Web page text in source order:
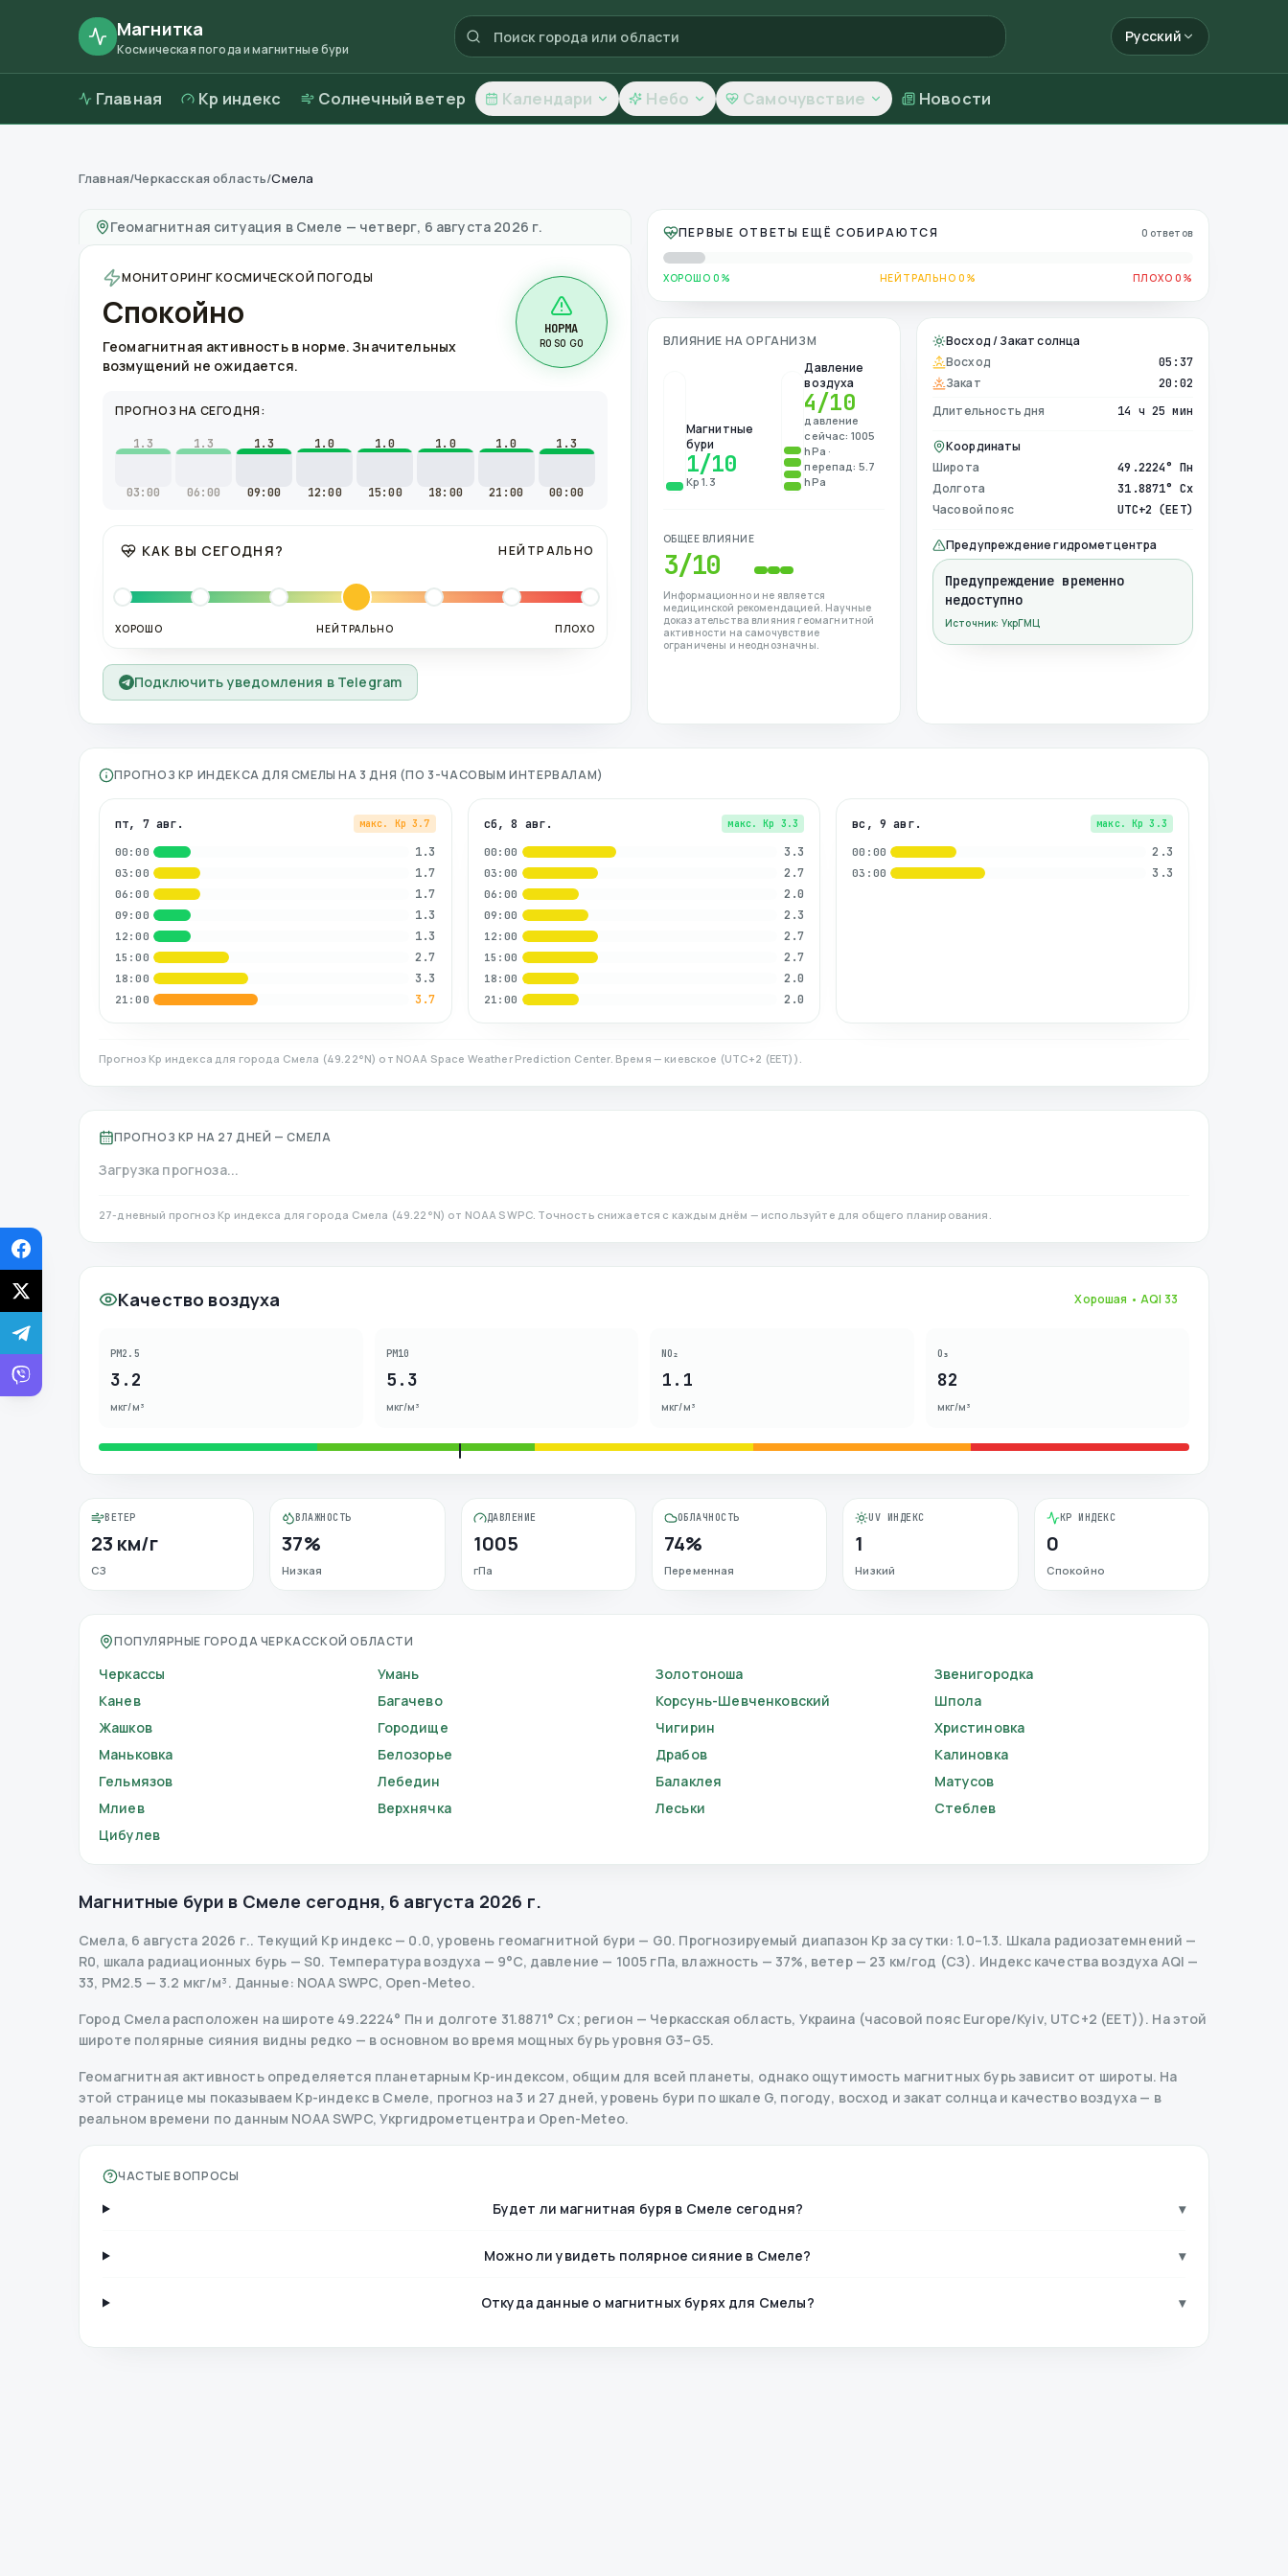
Магнитка
Космическая погода и магнитные бури
Русский
Главная Kp индекс Солнечный ветер Календари Небо Самочувствие Новости
Магнитные бури вСмеле—погода и качество воздуха
Главная/Черкасская область/Смела
Геомагнитная ситуация в Смеле — четверг, 6 августа 2026 г.
МОНИТОРИНГ КОСМИЧЕСКОЙ ПОГОДЫ
Спокойно
Геомагнитная активность в норме. Значительных
возмущений не ожидается.
НОРМА
R0 S0 G0
ПРОГНОЗ НА СЕГОДНЯ:
1.3
03:00
1.3
06:00
1.3
09:00
1.0
12:00
1.0
15:00
1.0
18:00
1.0
21:00
1.3
00:00
КАК ВЫ СЕГОДНЯ? НЕЙТРАЛЬНО
ХОРОШО НЕЙТРАЛЬНО ПЛОХО
Подключить уведомления в Telegram
ПЕРВЫЕ ОТВЕТЫ ЕЩЁ СОБИРАЮТСЯ 0 ответов
ХОРОШО 0% НЕЙТРАЛЬНО 0% ПЛОХО 0%
ВЛИЯНИЕ НА ОРГАНИЗМ
Магнитные
бури
1/10
Kp 1.3
Давление
воздуха
4/10
давление
сейчас: 1005
hPa ·
перепад: 5.7
hPa
ОБЩЕЕ ВЛИЯНИЕ
3/10
Информационно и не является
медицинской рекомендацией. Научные
доказательства влияния геомагнитной
активности на самочувствие
ограничены и неоднозначны.
Восход / Закат солнца
Восход
05:37
Закат 20:02
Длительность дня 14 ч 25 мин
Координаты
Широта
49.2224° Пн
Долгота 31.8871° Сх
Часовой пояс UTC+2 (EET)
Предупреждение гидрометцентра
Предупреждение временно
недоступно
Источник: УкрГМЦ
ПРОГНОЗ KP ИНДЕКСА ДЛЯ СМЕЛЫ НА 3 ДНЯ (ПО 3-ЧАСОВЫМ ИНТЕРВАЛАМ)
пт, 7 авг. макс. Kp 3.7
00:00 1.3
03:00 1.7
06:00 1.7
09:00 1.3
12:00 1.3
15:00 2.7
18:00 3.3
21:00 3.7
сб, 8 авг. макс. Kp 3.3
00:00 3.3
03:00 2.7
06:00 2.0
09:00 2.3
12:00 2.7
15:00 2.7
18:00 2.0
21:00 2.0
вс, 9 авг. макс. Kp 3.3
00:00 2.3
03:00 3.3
Прогноз Kp индекса для города Смела (49.22°N) от NOAA Space Weather Prediction Center. Время — киевское (UTC+2 (EET) ).
ПРОГНОЗ KP НА 27 ДНЕЙ — СМЕЛА
Загрузка прогноза...
27-дневный прогноз Kp индекса для города Смела (49.22 °N) от NOAA SWPC. Точность снижается с каждым днём — используйте для общего планирования.
Качество воздуха Хорошая • AQI 33
PM2.5
3.2
мкг/м³
PM10
5.3
мкг/м³
NO₂
1.1
мкг/м³
O₃
82
мкг/м³
ВЕТЕР
23 км/г
СЗ
ВЛАЖНОСТЬ
37%
Низкая
ДАВЛЕНИЕ
1005
гПа
ОБЛАЧНОСТЬ
74%
Переменная
UV ИНДЕКС
1
Низкий
KP ИНДЕКС
0
Спокойно
ПОПУЛЯРНЫЕ ГОРОДА ЧЕРКАССКОЙ ОБЛАСТИ
Черкассы Умань Золотоноша
Звенигородка
Канев
Багачево Корсунь-Шевченковский
Шпола
Жашков
Городище Чигирин
Христиновка
Маньковка
Белозорье Драбов
Калиновка
Гельмязов
Лебедин Балаклея
Матусов
Млиев
Верхнячка Леськи
Стеблев
Цибулев
Магнитные бури в Смеле сегодня, 6 августа 2026 г.
Смела, 6 августа 2026 г.. Текущий Kp индекс— 0.0,уровень геомагнитной бури — G0. Прогнозируемый диапазон Kp за сутки: 1.0–1.3. Шкала радиозатемнений —
R0, шкала радиационных бурь — S0. Температура воздуха — 9°C, давление — 1005 гПа, влажность — 37%, ветер — 23 км/год (СЗ). Индекс качества воздуха AQI —
33, PM2.5 — 3.2 мкг/м³. Данные: NOAA SWPC, Open-Meteo.
Город Смела расположен на широте 49.2224° Пн и долготе 31.8871° Сх; регион — Черкасская область, Украина (часовой пояс Europe/Kyiv, UTC+2 (EET)). На этой
широте полярные сияния видны редко — в основном во время мощных бурь уровня G3–G5.
Геомагнитная активность определяется планетарным Kp-индексом, общим для всей планеты, однако ощутимость магнитных бурь зависит от широты. На
этой странице мы показываем Kp-индекс в Смеле, прогноз на 3 и 27 дней, уровень бури по шкале G, погоду, восход и закат солнца и качество воздуха — в
реальном времени по данным NOAA SWPC, Укргидрометцентра и Open-Meteo.
ЧАСТЫЕ ВОПРОСЫ
Будет ли магнитная буря в Смеле сегодня? ▾
Можно ли увидеть полярное сияние в Смеле? ▾
Откуда данные о магнитных бурях для Смелы? ▾